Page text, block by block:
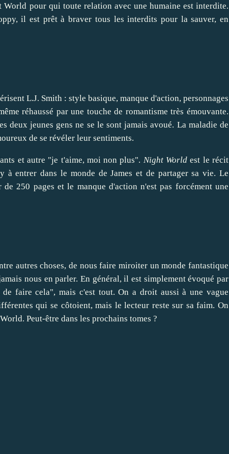
pour qui toute relation avec une humaine est interdite.
il est prêt à braver tous les interdits pour la sauver, en
L.J. Smith : style basique, manque d'action, personnages
réhaussé par une touche de romantisme très émouvante.
deux jeunes gens ne se le sont jamais avoué. La maladie de
de se révéler leur sentiments.
et autre "je t'aime, moi non plus". Night World est le récit
à entrer dans le monde de James et de partager sa vie. Le
250 pages et le manque d'action n'est pas forcément une
autres choses, de nous faire miroiter un monde fantastique
nous en parler. En général, il est simplement évoqué par
faire cela", mais c'est tout. On a droit aussi à une vague
qui se côtoient, mais le lecteur reste sur sa faim. On
Peut-être dans les prochains tomes ?